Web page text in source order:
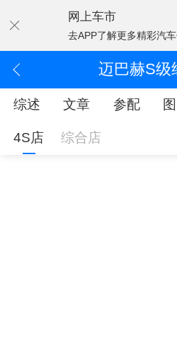
网上车市
去APP了解更多精彩汽
迈巴赫S级
综述 文章 参配
4S店 综合店